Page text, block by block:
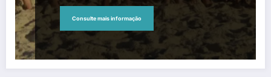
Consulte mais informação